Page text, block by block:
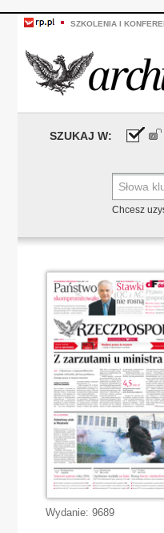
SZKOLENIA I
SZUKAJ W:
Chcesz
Wydanie: 9689